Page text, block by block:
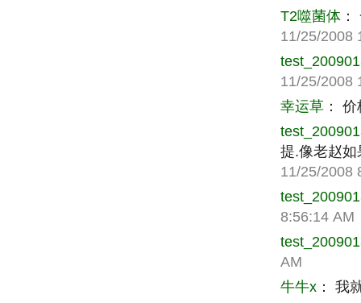
T2噬菌体 ：
11/25/2008
11/25/2008
幸运草 ： 价
提.像老赵
11/25/2008
8:56:14 AM
AM
牛牛x ： 我